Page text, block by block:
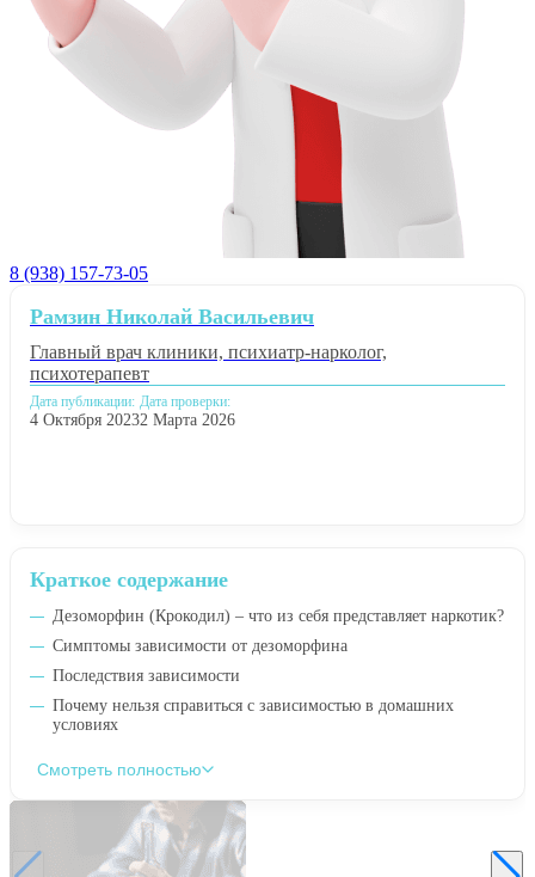
8 (938) 157-73-05
Краткое содержание
Дезоморфин (Крокодил) – что из себя представляет наркотик?
Симптомы зависимости от дезоморфина
Последствия зависимости
Почему нельзя справиться с зависимостью в домашних
условиях
Смотреть полностью
Рамзин Николай Васильевич
Главный врач клиники, психиатр-нарколог,
психотерапевт
Дата публикации:
4 Октября 2023
Дата проверки:
2 Марта 2026